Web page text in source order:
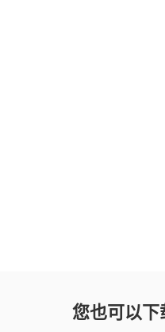
您也可以下